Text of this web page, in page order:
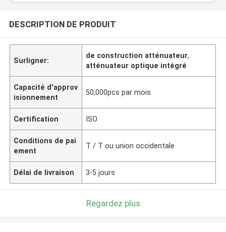
DESCRIPTION DE PRODUIT
Surligner:
de construction atténuateur,
atténuateur optique intégré
Capacité d'approv
isionnement
50,000pcs par mois
Certification ISO
Conditions de pai
ement
T / T ou union occidentale
Délai de livraison 3-5 jours
Regardez plus